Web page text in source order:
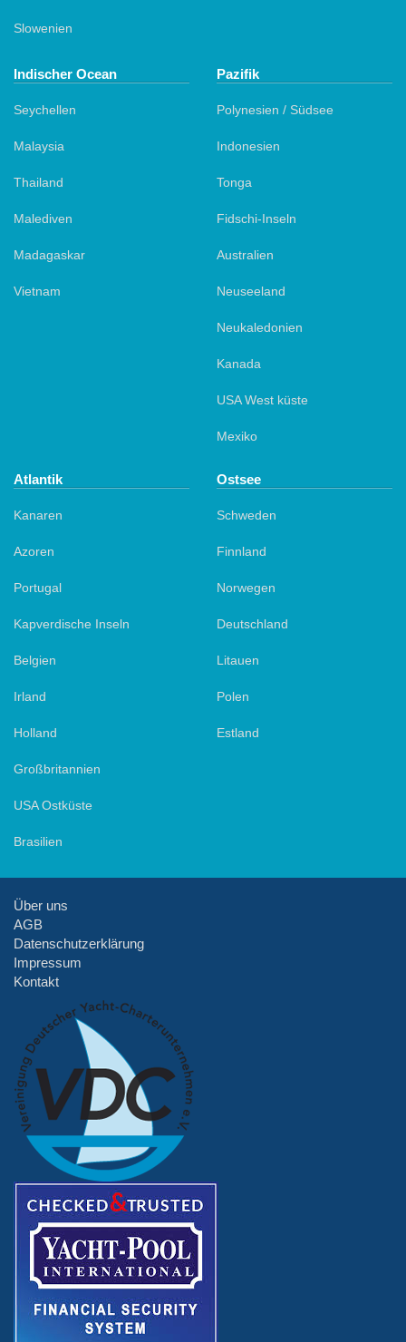
Slowenien
Indischer Ocean
Seychellen
Malaysia
Thailand
Malediven
Madagaskar
Vietnam
Pazifik
Polynesien / Südsee
Indonesien
Tonga
Fidschi-Inseln
Australien
Neuseeland
Neukaledonien
Kanada
USA West küste
Mexiko
Atlantik
Kanaren
Azoren
Portugal
Kapverdische Inseln
Belgien
Irland
Holland
Großbritannien
USA Ostküste
Brasilien
Ostsee
Schweden
Finnland
Norwegen
Deutschland
Litauen
Polen
Estland
Über uns
AGB
Datenschutzerklärung
Impressum
Kontakt